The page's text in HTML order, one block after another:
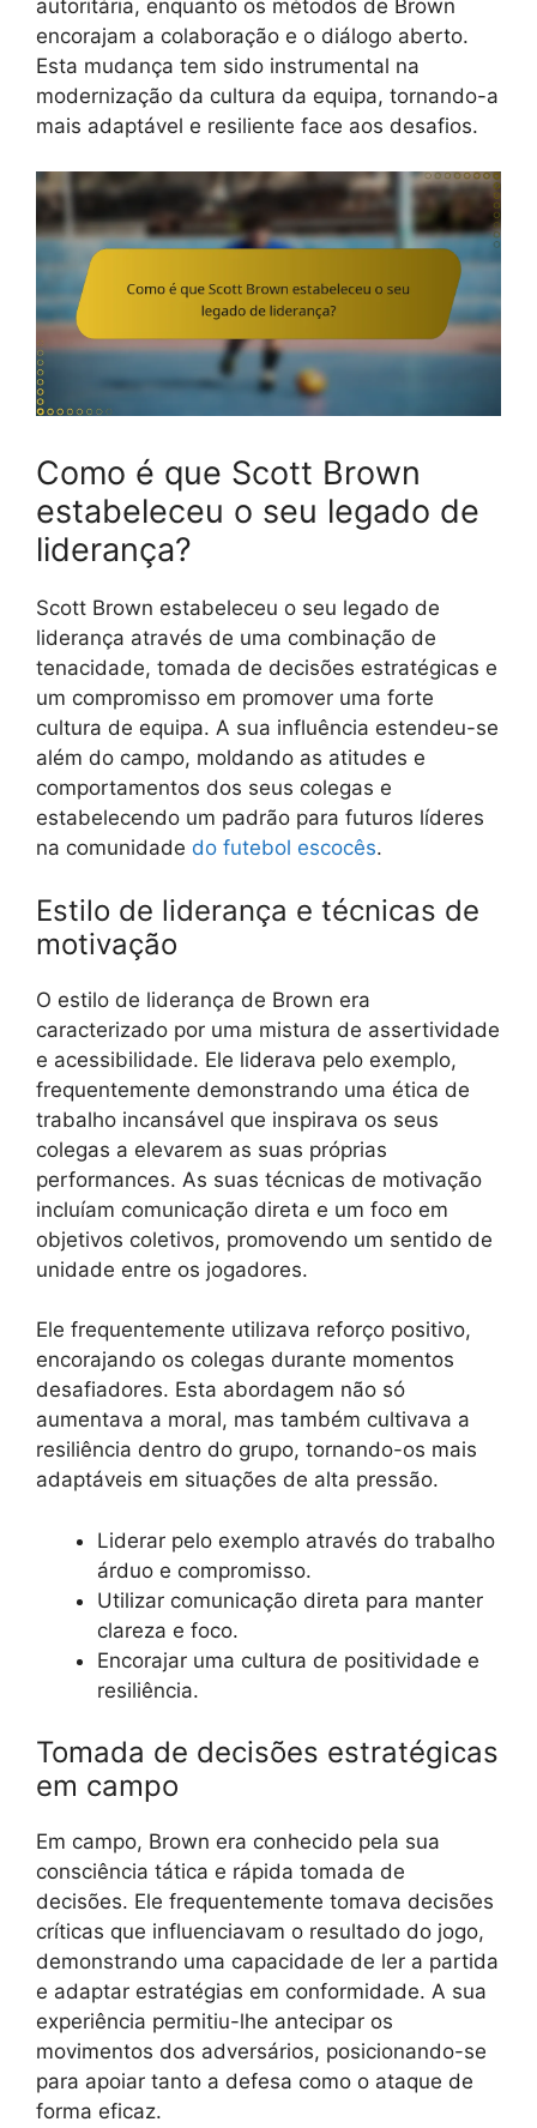
autoritária, enquanto os métodos de Brown
encorajam a colaboração e o diálogo aberto.
Esta mudança tem sido instrumental na
modernização da cultura da equipa, tornando-a
mais adaptável e resiliente face aos desafios.
Como é que Scott Brown
estabeleceu o seu legado de
liderança?
Scott Brown estabeleceu o seu legado de
liderança através de uma combinação de
tenacidade, tomada de decisões estratégicas e
um compromisso em promover uma forte
cultura de equipa. A sua influência estendeu-se
além do campo, moldando as atitudes e
comportamentos dos seus colegas e
estabelecendo um padrão para futuros líderes
na comunidade do futebol escocês.
Estilo de liderança e técnicas de
motivação
O estilo de liderança de Brown era
caracterizado por uma mistura de assertividade
e acessibilidade. Ele liderava pelo exemplo,
frequentemente demonstrando uma ética de
trabalho incansável que inspirava os seus
colegas a elevarem as suas próprias
performances. As suas técnicas de motivação
incluíam comunicação direta e um foco em
objetivos coletivos, promovendo um sentido de
unidade entre os jogadores.
Ele frequentemente utilizava reforço positivo,
encorajando os colegas durante momentos
desafiadores. Esta abordagem não só
aumentava a moral, mas também cultivava a
resiliência dentro do grupo, tornando-os mais
adaptáveis em situações de alta pressão.
Liderar pelo exemplo através do trabalho
árduo e compromisso.
Utilizar comunicação direta para manter
clareza e foco.
Encorajar uma cultura de positividade e
resiliência.
Tomada de decisões estratégicas
em campo
Em campo, Brown era conhecido pela sua
consciência tática e rápida tomada de
decisões. Ele frequentemente tomava decisões
críticas que influenciavam o resultado do jogo,
demonstrando uma capacidade de ler a partida
e adaptar estratégias em conformidade. A sua
experiência permitiu-lhe antecipar os
movimentos dos adversários, posicionando-se
para apoiar tanto a defesa como o ataque de
forma eficaz.